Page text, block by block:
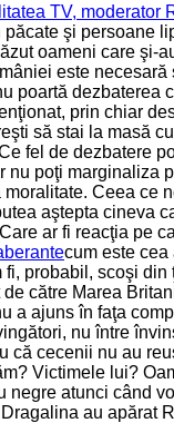
TV, moderator
şi persoane
oameni care
este
poartă
prin chiar
să stai la masă
fel de dezbatere
poţi
Ceea ce
aştepta cineva
ar fi reacţia pe
cum este
probabil, scoşi
către Marea
a ajuns în faţa
nu între
că cecenii nu au
Victimele lui?
atunci când
au apărat